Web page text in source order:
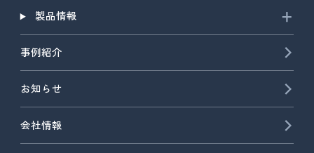
製品情報
事例紹介
お知らせ
会社情報